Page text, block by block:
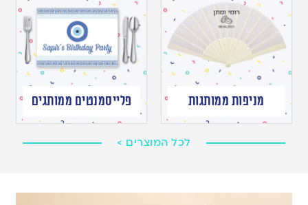
מניפות ממותגות פלייסמנטים ממותגים
לכל המוצרים >